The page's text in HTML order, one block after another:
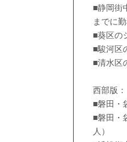
■静岡街
までに
■葵区の
■駿河区
■清水区
西部版：
■磐田・
■磐田・
人）